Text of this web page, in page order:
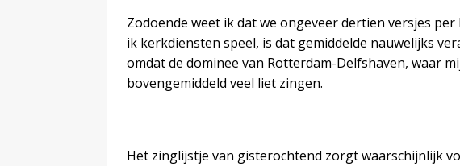
Zodoende weet ik dat we ongeveer dertien versjes
ik kerkdiensten speel, is dat gemiddelde nauwelijks
omdat de dominee van Rotterdam-Delfshaven, waar
bovengemiddeld veel liet zingen.
Het zinglijstje van gisterochtend zorgt waarschijnlijk